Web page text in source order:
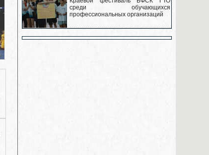
среди обучающихся
профессиональных организаций